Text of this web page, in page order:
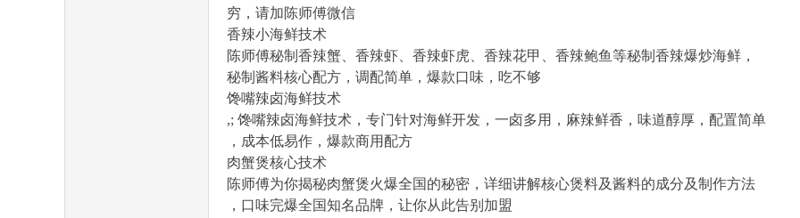
穷，请加陈师傅微信
香辣小海鲜技术
陈师傅秘制香辣蟹、香辣虾、香辣虾虎、香辣花甲、香辣鲍鱼等秘制香辣爆炒海鲜，
秘制酱料核心配方，调配简单，爆款口味，吃不够
馋嘴辣卤海鲜技术
,; 馋嘴辣卤海鲜技术，专门针对海鲜开发，一卤多用，麻辣鲜香，味道醇厚，配置简单
，成本低易作，爆款商用配方
肉蟹煲核心技术
陈师傅为你揭秘肉蟹煲火爆全国的秘密，详细讲解核心煲料及酱料的成分及制作方法
，口味完爆全国知名品牌，让你从此告别加盟